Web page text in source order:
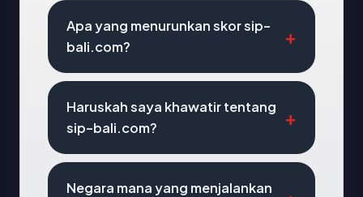
Apa yang menurunkan skor sip-
bali.com?
Haruskah saya khawatir tentang
sip-bali.com?
Negara mana yang menjalankan